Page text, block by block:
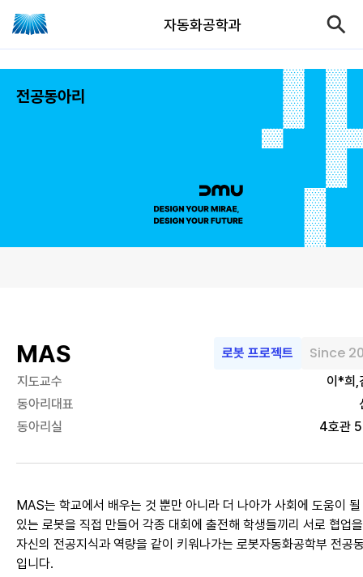
자동화공학과
전공동아리
MAS 로봇 프로젝트 Since
지도교수
이*희,
동아리대표
동아리실
4호관
MAS는 학교에서 배우는 것 뿐만 아니라 더 나아가 사회에 도움이
있는 로봇을 직접 만들어 각종 대회에 출전해 학생들끼리 서로 협업
자신의 전공지식과 역량을 같이 키워나가는 로봇자동화공학부 전공
입니다.